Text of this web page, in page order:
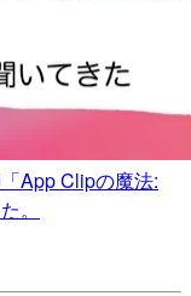
App Clipの魔法:
。